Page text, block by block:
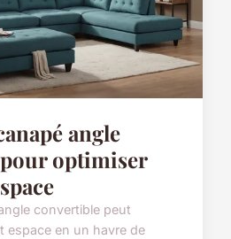
angle
optimiser
convertible peut
espace en un havre de